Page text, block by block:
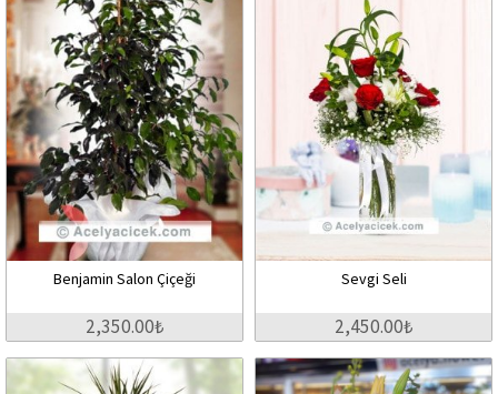
Benjamin Salon Çiçeği
2,350.00₺
Sevgi Seli
2,450.00₺